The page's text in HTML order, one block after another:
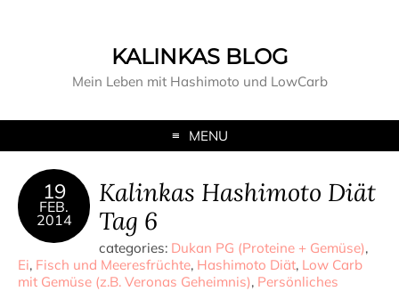
KALINKAS BLOG
Mein Leben mit Hashimoto und LowCarb
MENU
19
FEB.
2014
Kalinkas Hashimoto Diät
Tag 6
categories: Dukan PG (Proteine + Gemüse),
Ei, Fisch und Meeresfrüchte, Hashimoto Diät, Low Carb
mit Gemüse (z.B. Veronas Geheimnis), Persönliches